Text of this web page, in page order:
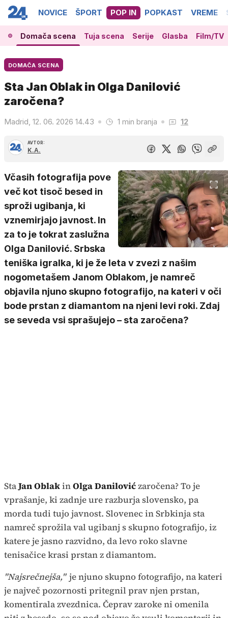
NOVICE ŠPORT POP IN POPKAST VREME
Domača scena Tuja scena Serije Glasba Film/TV
DOMAČA SCENA
Sta Jan Oblak in Olga Danilović
zaročena?
Madrid, 12. 06. 2026 14.43 1 min branja 12
AVTOR:
K.A.
Včasih fotografija pove
več kot tisoč besed in
sproži ugibanja, ki
vznemirjajo javnost. In
za to je tokrat zaslužna
Olga Danilović. Srbska
teniška igralka, ki je že leta v zvezi z našim
nogometašem Janom Oblakom, je namreč
objavila njuno skupno fotografijo, na kateri v oči
bode prstan z diamantom na njeni levi roki. Zdaj
se seveda vsi sprašujejo – sta zaročena?
StaJan OblakinOlga Danilovićzaročena? To je
vprašanje, ki zadnje ure razburja slovensko, pa
morda tudi tujo javnost. Slovenec in Srbkinja sta
namreč sprožila val ugibanj s skupno fotografijo, iz
katere je jasno razvidno, da levo roko slavne
tenisačice krasi prstan z diamantom.
"Najsrečnejša," je njuno skupno fotografijo, na kateri
je največ pozornosti pritegnil prav njen prstan,
komentirala zvezdnica. Čeprav zaroke ni omenila